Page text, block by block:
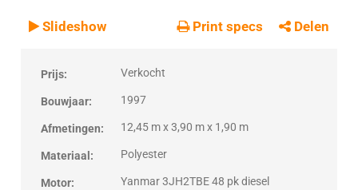
VERKOCHT
Verkocht
Slideshow Print specs Delen
Prijs: Verkocht
Bouwjaar: 1997
Afmetingen: 12,45 m x 3,90 m x 1,90 m
Materiaal: Polyester
Motor: Yanmar 3JH2TBE 48 pk diesel